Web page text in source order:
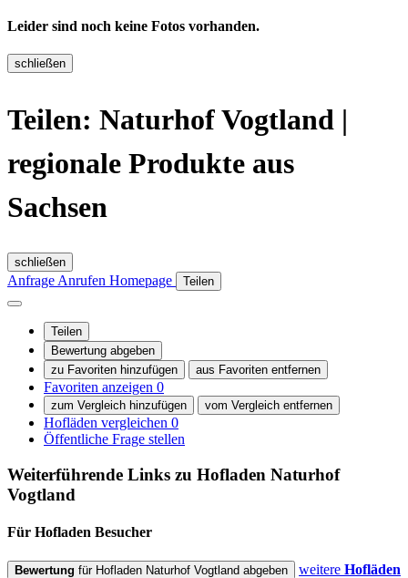
Leider sind noch keine Fotos vorhanden.
schließen
Teilen: Naturhof Vogtland |
regionale Produkte aus
Sachsen
schließen
Anfrage Anrufen Homepage Teilen
Teilen
Bewertung abgeben
zu Favoriten hinzufügen
aus Favoriten entfernen
Favoriten anzeigen 0
zum Vergleich hinzufügen vom Vergleich entfernen
Hofläden vergleichen 0
Öffentliche Frage stellen
Weiterführende Links zu Hofladen Naturhof
Vogtland
Für Hofladen Besucher
Bewertung für Hofladen Naturhof Vogtland abgeben weitere Hofläden